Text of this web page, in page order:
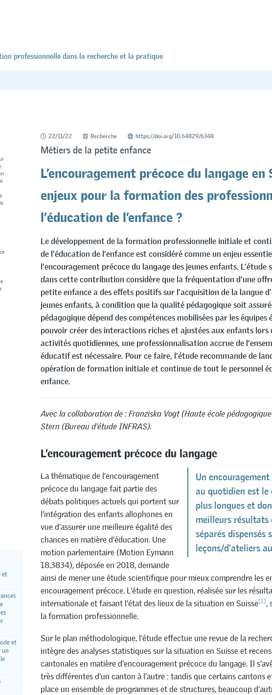
professionnelle dans la recherche et la pratique
et
et
un
22/11/22 Recherche https://doi.org/10.64829/6348
Métiers de la petite enfance
L’encouragement précoce du langage en
enjeux pour la formation des
l’éducation de l’enfance ?
Le développement de la formation professionnelle initiale et
de l’éducation de l’enfance est considéré comme un enjeu
l’encouragement précoce du langage des jeunes enfants.
dans cette contribution considère que la fréquentation d’une
petite enfance a des effets positifs sur l’acquisition de la langue
jeunes enfants, à condition que la qualité pédagogique soit
pédagogique dépend des compétences mobilisées par les équipes
pouvoir créer des interactions riches et ajustées aux enfants lors
activités quotidiennes, une professionnalisation accrue de
éducatif est nécessaire. Pour ce faire, l’étude recommande de
opération de formation initiale et continue de tout le personnel
enfance.
Avec la collaboration de : Franziska Vogt (Haute école
Stern (Bureau d’étude INFRAS).
L’encouragement précoce du langage
Un
au quotidien est le
plus longues et
meilleurs résultats
séparés dispensés
leçons/d’ateliers
La thématique de l’encouragement
précoce du langage fait partie des
débats politiques actuels qui portent sur
l’intégration des enfants allophones en
vue d’assurer une meilleure égalité des
chances en matière d’éducation. Une
motion parlementaire (Motion Eymann
18.3834), déposée en 2018, demande
ainsi de mener une étude scientifique pour mieux comprendre les
encouragement précoce. L’étude en question, réalisée sur les
internationale et faisant l’état des lieux de la situation en Suisse[1],
la formation professionnelle.
Sur le plan méthodologique, l’étude effectue une revue de la
intègre des analyses statistiques sur la situation en Suisse et
cantonales en matière d’encouragement précoce du langage. Il
très différentes d’un canton à l’autre : tandis que certains cantons
place un ensemble de programmes et de structures, beaucoup